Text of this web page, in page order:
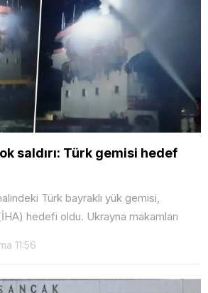
saldırı: Türk gemisi hedef
Türk bayraklı yük gemisi,
hedefi oldu. Ukrayna makamları
11:56